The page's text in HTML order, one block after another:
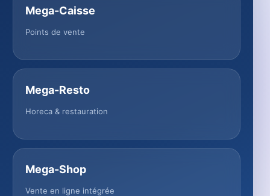
Mega-Caisse
Points de vente
Mega-Resto
Horeca & restauration
Mega-Shop
Vente en ligne intégrée